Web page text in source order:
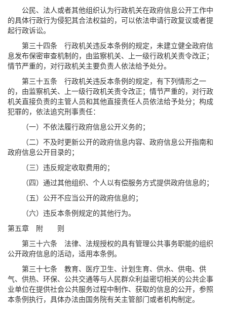
公民、法人或者其他组织认为行政机关在政府信息公开工作中
的具体行政行为侵犯其合法权益的，可以依法申请行政复议或者提
起行政诉讼。
第三十四条 行政机关违反本条例的规定，未建立健全政府信
息发布保密审查机制的，由监察机关、上一级行政机关责令改正；
情节严重的，对行政机关主要负责人依法给予处分。
第三十五条 行政机关违反本条例的规定，有下列情形之一
的，由监察机关、上一级行政机关责令改正；情节严重的，对行政
机关直接负责的主管人员和其他直接责任人员依法给予处分；构成
犯罪的，依法追究刑事责任：
（一）不依法履行政府信息公开义务的；
（二）不及时更新公开的政府信息内容、政府信息公开指南和
政府信息公开目录的；
（三）违反规定收取费用的；
（四）通过其他组织、个人以有偿服务方式提供政府信息的；
（五）公开不应当公开的政府信息的；
（六）违反本条例规定的其他行为。
第五章 附 则
第三十六条 法律、法规授权的具有管理公共事务职能的组织
公开政府信息的活动，适用本条例。
第三十七条 教育、医疗卫生、计划生育、供水、供电、供
气、供热、环保、公共交通等与人民群众利益密切相关的公共企事
业单位在提供社会公共服务过程中制作、获取的信息的公开，参照
本条例执行，具体办法由国务院有关主管部门或者机构制定。